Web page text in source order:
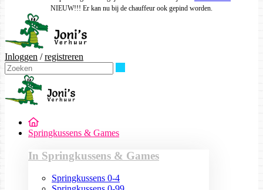
NIEUW!!! Er kan nu bij de chauffeur ook gepind worden.
Inloggen /registreren
Springkussens & Games
In Springkussens & Games
Springkussens 0-4